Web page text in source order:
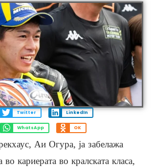
Twitter LinkedIn
WhatsApp OK
Аи Огура, ја забелажа
во кариерата во кралската класа,